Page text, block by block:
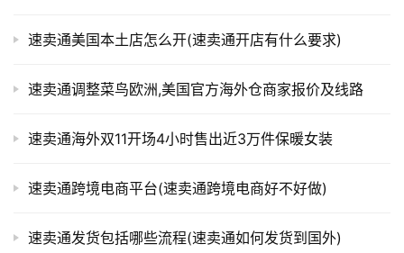
速卖通美国本土店怎么开(速卖通开店有什么要求)
速卖通调整菜鸟欧洲,美国官方海外仓商家报价及线路
速卖通海外双11开场4小时售出近3万件保暖女装
速卖通跨境电商平台(速卖通跨境电商好不好做)
速卖通发货包括哪些流程(速卖通如何发货到国外)